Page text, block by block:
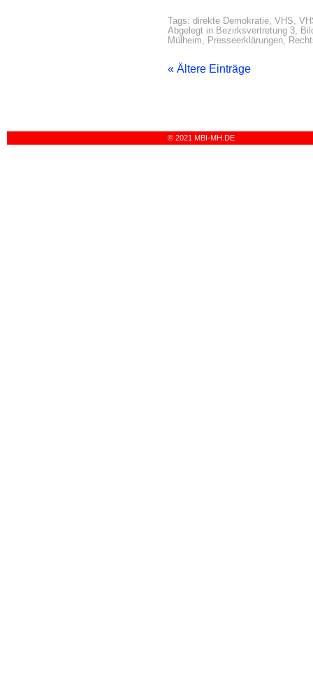
Tags: direkte Demokratie, VHS,
Abgelegt in Bezirksvertretung 3,
Mülheim, Presseerklärungen,
« Ältere Einträge
© 2021 MBI-MH.DE